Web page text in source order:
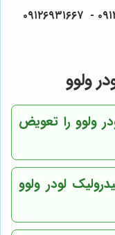
ولوو
ولوو را تعویض
لودر ولوو